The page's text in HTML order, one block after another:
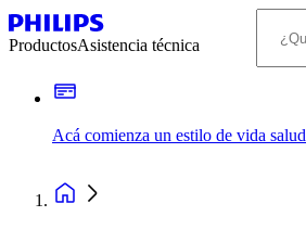
ProductosAsistencia técnica
Acá comienza un estilo de vida